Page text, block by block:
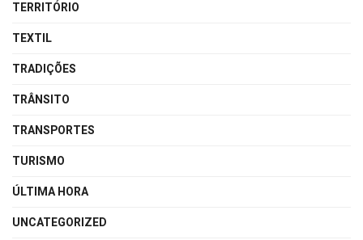
TERRITÓRIO
TEXTIL
TRADIÇÕES
TRÂNSITO
TRANSPORTES
TURISMO
ÚLTIMA HORA
UNCATEGORIZED